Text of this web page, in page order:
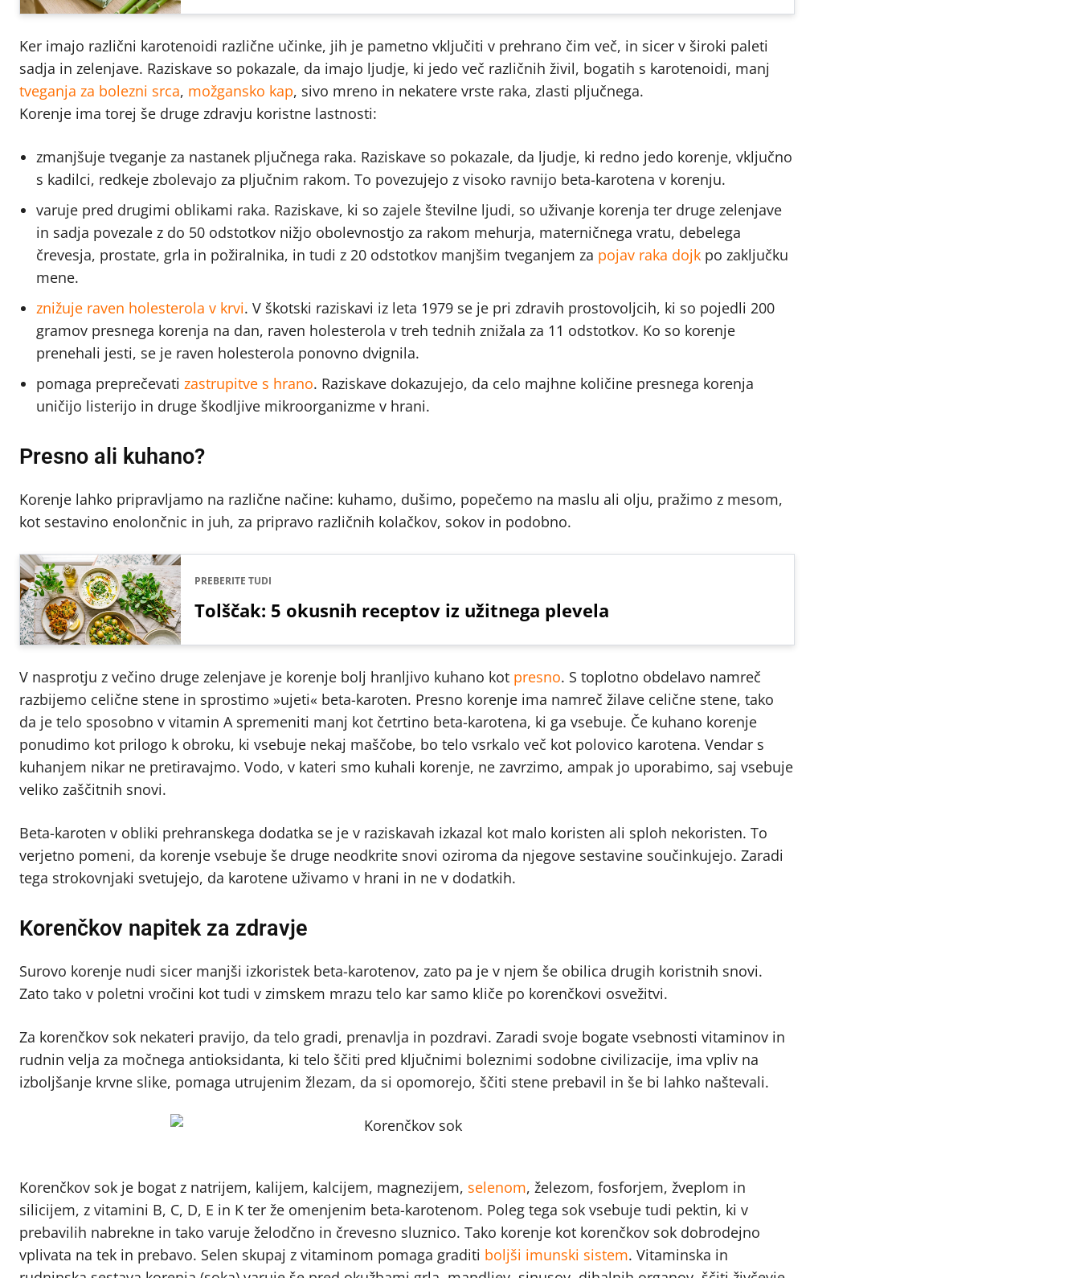
Ker imajo različni karotenoidi različne učinke, jih je pametno vključiti v prehrano čim več, in sicer v široki paleti
sadja in zelenjave. Raziskave so pokazale, da imajo ljudje, ki jedo več različnih živil, bogatih s karotenoidi, manj
tveganja za bolezni srca, možgansko kap, sivo mreno in nekatere vrste raka, zlasti pljučnega.
Korenje ima torej še druge zdravju koristne lastnosti:
zmanjšuje tveganje za nastanek pljučnega raka. Raziskave so pokazale, da ljudje, ki redno jedo korenje, vključno
s kadilci, redkeje zbolevajo za pljučnim rakom. To povezujejo z visoko ravnijo beta-karotena v korenju.
varuje pred drugimi oblikami raka. Raziskave, ki so zajele številne ljudi, so uživanje korenja ter druge zelenjave
in sadja povezale z do 50 odstotkov nižjo obolevnostjo za rakom mehurja, materničnega vratu, debelega
črevesja, prostate, grla in požiralnika, in tudi z 20 odstotkov manjšim tveganjem za pojav raka dojk po zaključku
mene.
znižuje raven holesterola v krvi. V škotski raziskavi iz leta 1979 se je pri zdravih prostovoljcih, ki so pojedli 200
gramov presnega korenja na dan, raven holesterola v treh tednih znižala za 11 odstotkov. Ko so korenje
prenehali jesti, se je raven holesterola ponovno dvignila.
pomaga preprečevati zastrupitve s hrano. Raziskave dokazujejo, da celo majhne količine presnega korenja
uničijo listerijo in druge škodljive mikroorganizme v hrani.
Presno ali kuhano?
Korenje lahko pripravljamo na različne načine: kuhamo, dušimo, popečemo na maslu ali olju, pražimo z mesom,
kot sestavino enolončnic in juh, za pripravo različnih kolačkov, sokov in podobno.
PREBERITE TUDI
Tolščak: 5 okusnih receptov iz užitnega plevela
V nasprotju z večino druge zelenjave je korenje bolj hranljivo kuhano kot presno. S toplotno obdelavo namreč
razbijemo celične stene in sprostimo »ujeti« beta-karoten. Presno korenje ima namreč žilave celične stene, tako
da je telo sposobno v vitamin A spremeniti manj kot četrtino beta-karotena, ki ga vsebuje. Če kuhano korenje
ponudimo kot prilogo k obroku, ki vsebuje nekaj maščobe, bo telo vsrkalo več kot polovico karotena. Vendar s
kuhanjem nikar ne pretiravajmo. Vodo, v kateri smo kuhali korenje, ne zavrzimo, ampak jo uporabimo, saj vsebuje
veliko zaščitnih snovi.
Beta-karoten v obliki prehranskega dodatka se je v raziskavah izkazal kot malo koristen ali sploh nekoristen. To
verjetno pomeni, da korenje vsebuje še druge neodkrite snovi oziroma da njegove sestavine součinkujejo. Zaradi
tega strokovnjaki svetujejo, da karotene uživamo v hrani in ne v dodatkih.
Korenčkov napitek za zdravje
Surovo korenje nudi sicer manjši izkoristek beta-karotenov, zato pa je v njem še obilica drugih koristnih snovi.
Zato tako v poletni vročini kot tudi v zimskem mrazu telo kar samo kliče po korenčkovi osvežitvi.
Za korenčkov sok nekateri pravijo, da telo gradi, prenavlja in pozdravi. Zaradi svoje bogate vsebnosti vitaminov in
rudnin velja za močnega antioksidanta, ki telo ščiti pred ključnimi boleznimi sodobne civilizacije, ima vpliv na
izboljšanje krvne slike, pomaga utrujenim žlezam, da si opomorejo, ščiti stene prebavil in še bi lahko naštevali.
Korenčkov sok je bogat z natrijem, kalijem, kalcijem, magnezijem, selenom, železom, fosforjem, žveplom in
silicijem, z vitamini B, C, D, E in K ter že omenjenim beta-karotenom. Poleg tega sok vsebuje tudi pektin, ki v
prebavilih nabrekne in tako varuje želodčno in črevesno sluznico. Tako korenje kot korenčkov sok dobrodejno
vplivata na tek in prebavo. Selen skupaj z vitaminom pomaga graditi boljši imunski sistem. Vitaminska in